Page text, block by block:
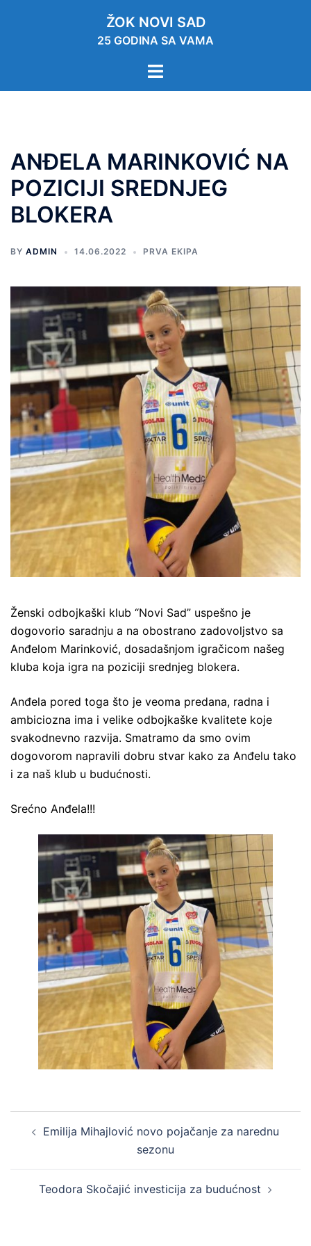
ŽOK NOVI SAD
25 GODINA SA VAMA
ANĐELA MARINKOVIĆ NA
POZICIJI SREDNJEG
BLOKERA
BY ADMIN 14.06.2022 PRVA EKIPA
Ženski odbojkaški klub “Novi Sad” uspešno je
dogovorio saradnju a na obostrano zadovoljstvo sa
Anđelom Marinković, dosadašnjom igračicom našeg
kluba koja igra na poziciji srednjeg blokera.
Anđela pored toga što je veoma predana, radna i
ambiciozna ima i velike odbojkaške kvalitete koje
svakodnevno razvija. Smatramo da smo ovim
dogovorom napravili dobru stvar kako za Anđelu tako
i za naš klub u budućnosti.
Srećno Anđela!!!
Emilija Mihajlović novo pojačanje za narednu
sezonu
Teodora Skočajić investicija za budućnost